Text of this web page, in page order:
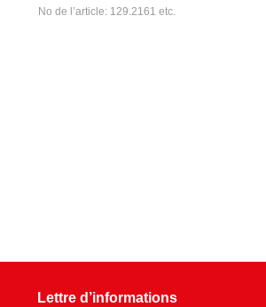
No de l’article: 129.2161 etc.
Lettre d’informations